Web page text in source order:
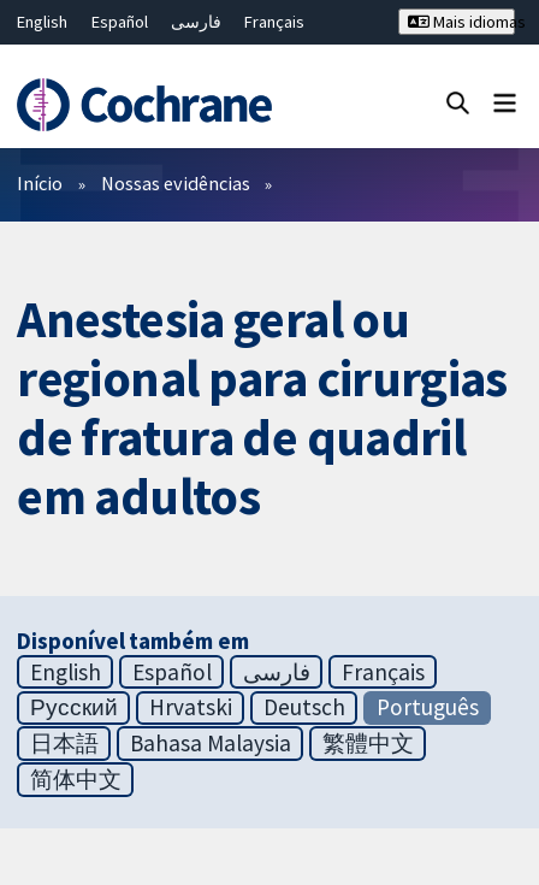
English Español فارسی
Français
Bahasa Malaysia
ไทย 繁體中文
Mais idiomas
Filtros
Início Nossas evidências
Anestesia geral ou
regional para cirurgias
de fratura de quadril
em adultos
Disponível também em
English
Español فارسی
Français
Русский
Hrvatski Deutsch
Português
日本語
Bahasa Malaysia
繁體中文
简体中文